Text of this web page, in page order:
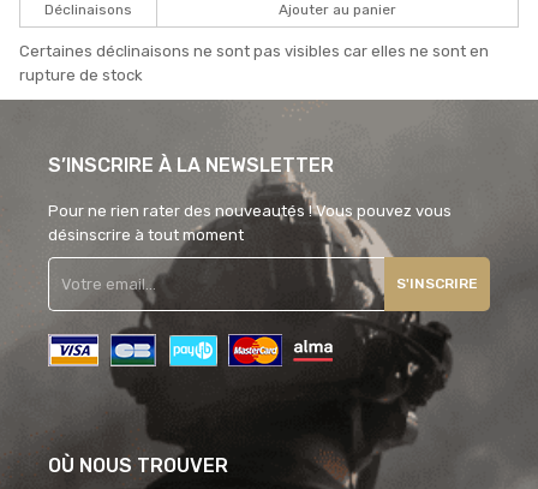
Déclinaisons Ajouter au panier
Certaines déclinaisons ne sont pas visibles car elles ne sont en
rupture de stock
S’INSCRIRE À LA NEWSLETTER
Pour ne rien rater des nouveautés ! Vous pouvez vous
désinscrire à tout moment
S'INSCRIRE
OÙ NOUS TROUVER